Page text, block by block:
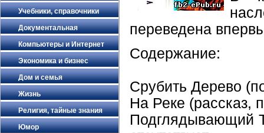
Учебники, справочники
Документальная
Компьютеры и Интернет
Экономика и бизнес
Дом и семья
Жизнь
Религия, тайные знания
Юмор
переведена
Содержание:
Срубить Дерево
На Реке (рассказ,
Подглядывающий